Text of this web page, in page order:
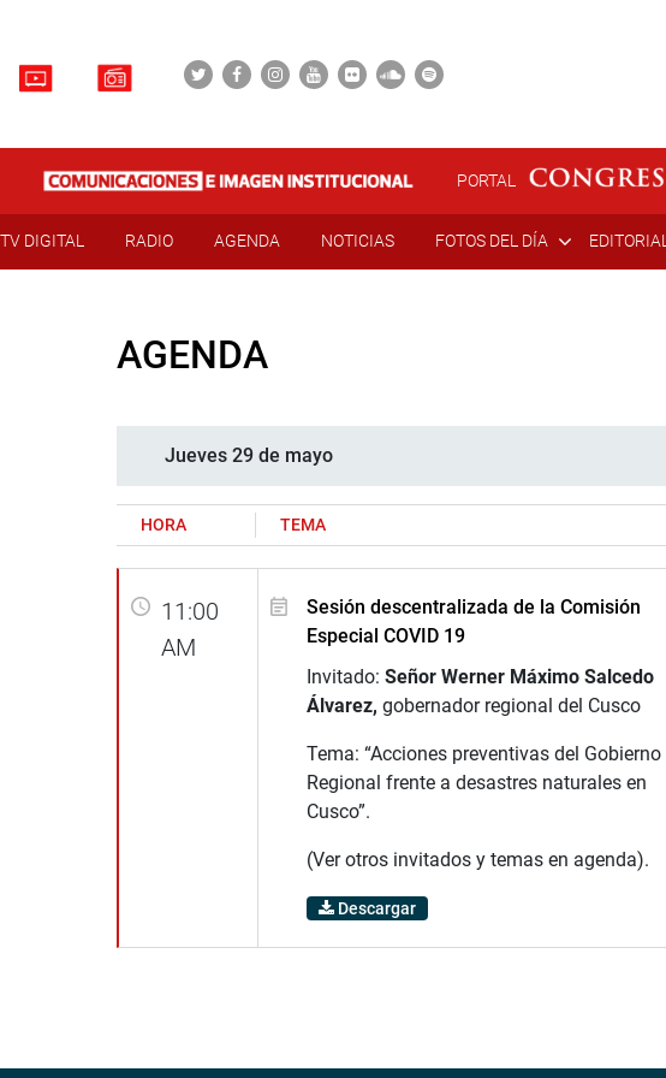
PORTAL
TV DIGITAL RADIO AGENDA NOTICIAS FOTOS DEL DÍA EDITORIAL
AGENDA
Jueves 29 de mayo
HORA TEMA
11:00
AM
Sesión descentralizada de la Comisión
Especial COVID 19
Invitado: Señor Werner Máximo Salcedo
Álvarez, gobernador regional del Cusco
Tema: “Acciones preventivas del Gobierno
Regional frente a desastres naturales en
Cusco”.
(Ver otros invitados y temas en agenda).
Descargar